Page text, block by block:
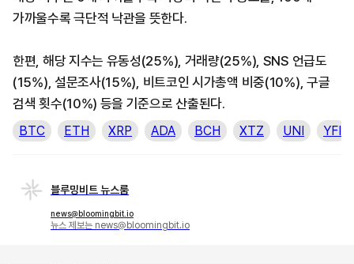
가까울수록 극단적 낙관을 뜻한다.
한편, 해당 지수는 유동성(25%), 거래량(25%), SNS 언급도
(15%), 설문조사(15%), 비트코인 시가총액 비중(10%), 구글
검색 횟수(10%) 등을 기준으로 산출된다.
BTC ETH XRP ADA BCH XTZ UNI YFI
블루밍비트 뉴스룸
news@bloomingbit.io
뉴스 제보는 news@bloomingbit.io